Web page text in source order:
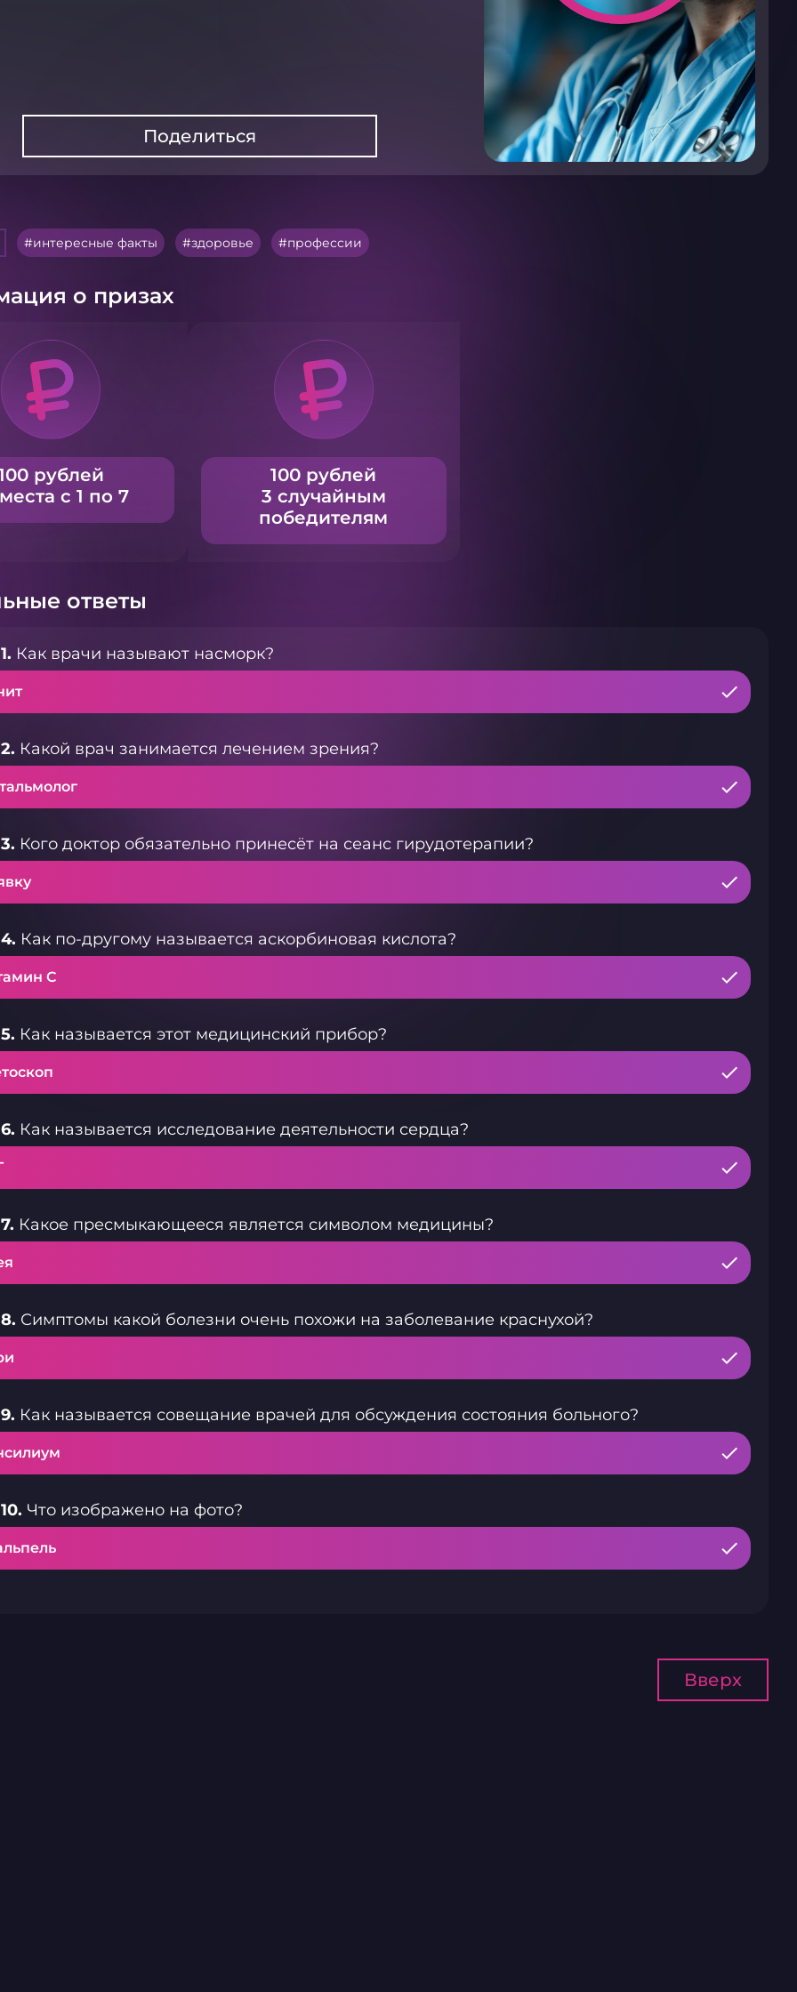
Поделиться
интересные факты здоровье профессии
о призах
рублей
с 1 по 7
100 рублей
3 случайным
победителям
ответы
Как врачи называют насморк?
Какой врач занимается лечением зрения?
Кого доктор обязательно принесёт на сеанс гирудотерапии?
Как по-другому называется аскорбиновая кислота?
C
Как называется этот медицинский прибор?
Как называется исследование деятельности сердца?
Какое пресмыкающееся является символом медицины?
Симптомы какой болезни очень похожи на заболевание краснухой?
Как называется совещание врачей для обсуждения состояния больного?
Что изображено на фото?
Вверх